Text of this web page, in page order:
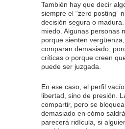
También hay que decir
siempre el “zero posting”
decisión segura o
miedo. Algunas personas
porque sienten
comparan demasiado,
críticas o porque creen
puede ser juzgada.
En ese caso, el perfil
libertad, sino de presión.
compartir, pero se
demasiado en cómo
parecerá ridícula, si